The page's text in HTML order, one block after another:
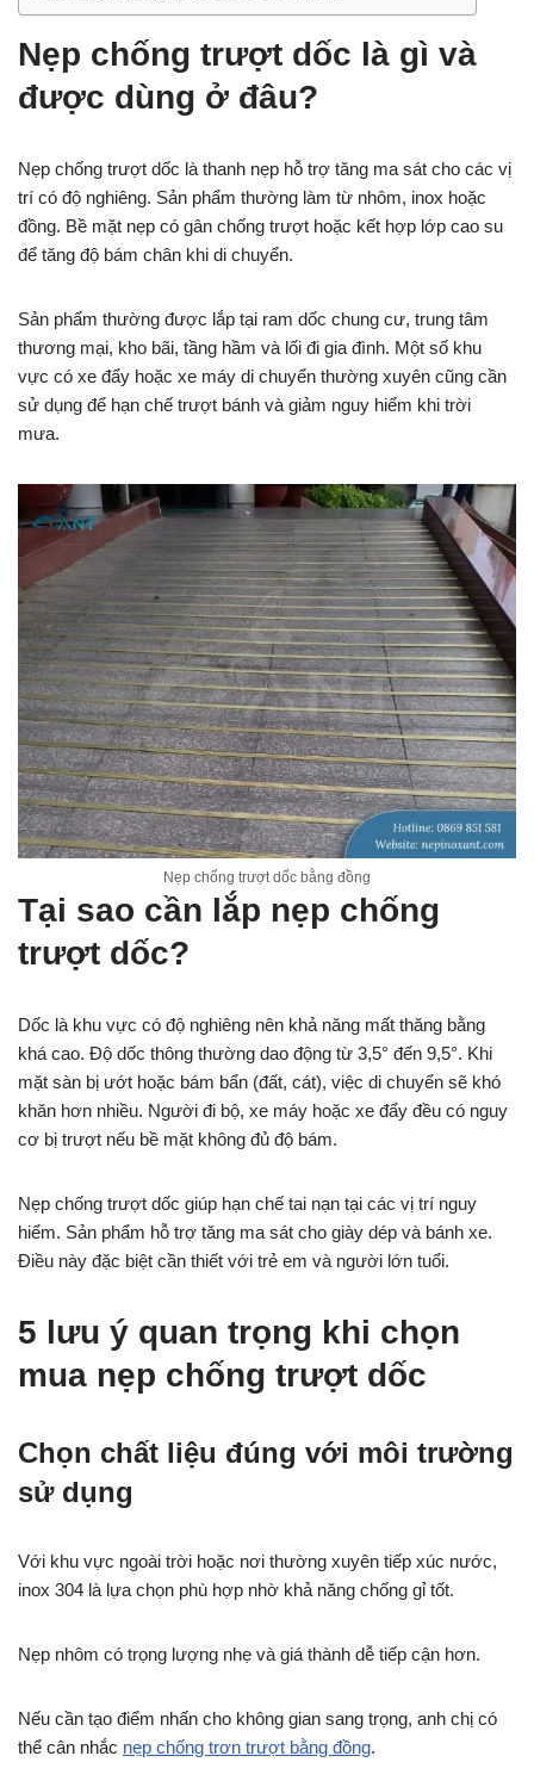
Nẹp chống trượt dốc là gì và
được dùng ở đâu?
Nẹp chống trượt dốc là thanh nẹp hỗ trợ tăng ma sát cho các vị
trí có độ nghiêng. Sản phẩm thường làm từ nhôm, inox hoặc
đồng. Bề mặt nẹp có gân chống trượt hoặc kết hợp lớp cao su
để tăng độ bám chân khi di chuyển.
Sản phẩm thường được lắp tại ram dốc chung cư, trung tâm
thương mại, kho bãi, tầng hầm và lối đi gia đình. Một số khu
vực có xe đẩy hoặc xe máy di chuyển thường xuyên cũng cần
sử dụng để hạn chế trượt bánh và giảm nguy hiểm khi trời
mưa.
Nẹp chống trượt dốc bằng đồng
Tại sao cần lắp nẹp chống
trượt dốc?
Dốc là khu vực có độ nghiêng nên khả năng mất thăng bằng
khá cao. Độ dốc thông thường dao động từ 3,5° đến 9,5°. Khi
mặt sàn bị ướt hoặc bám bẩn (đất, cát), việc di chuyển sẽ khó
khăn hơn nhiều. Người đi bộ, xe máy hoặc xe đẩy đều có nguy
cơ bị trượt nếu bề mặt không đủ độ bám.
Nẹp chống trượt dốc giúp hạn chế tai nạn tại các vị trí nguy
hiểm. Sản phẩm hỗ trợ tăng ma sát cho giày dép và bánh xe.
Điều này đặc biệt cần thiết với trẻ em và người lớn tuổi.
5 lưu ý quan trọng khi chọn
mua nẹp chống trượt dốc
Chọn chất liệu đúng với môi trường
sử dụng
Với khu vực ngoài trời hoặc nơi thường xuyên tiếp xúc nước,
inox 304 là lựa chọn phù hợp nhờ khả năng chống gỉ tốt.
Nẹp nhôm có trọng lượng nhẹ và giá thành dễ tiếp cận hơn.
Nếu cần tạo điểm nhấn cho không gian sang trọng, anh chị có
thể cân nhắc nẹp chống trơn trượt bằng đồng.